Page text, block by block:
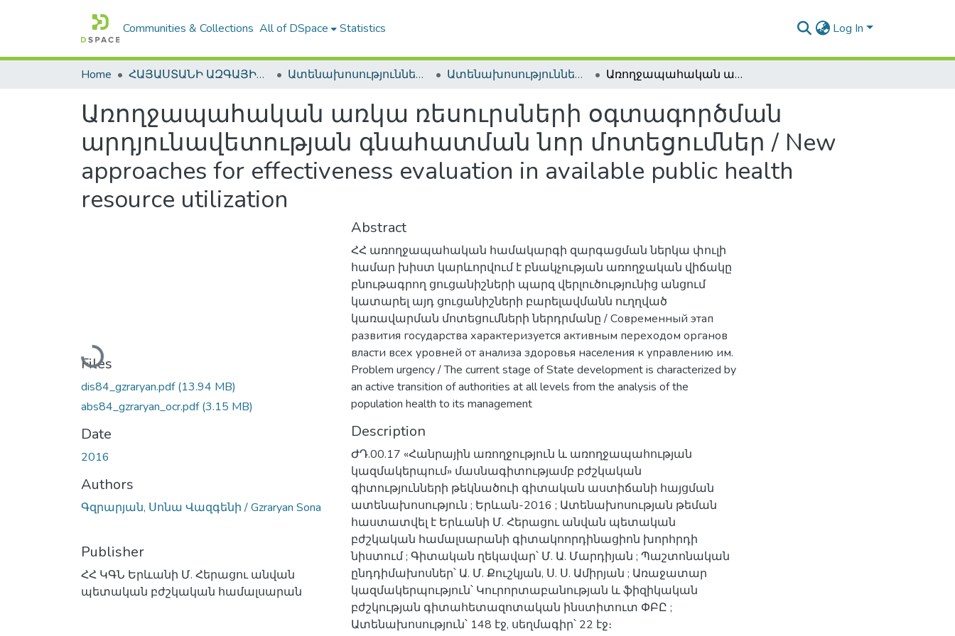
Communities & Collections All of DSpace Statistics Log In
Home ՀԱՅԱՍՏԱՆԻ ԱԶԳԱՅԻՆ ԳՐԱԴԱՐԱՆԻ ԹՎԱՅԻՆ ՊԱՀՈՑ / DIGITAL REPOSITORY OF NLA Ատենախոսություններ և սեղմագրեր / Theses & Abstracts Ատենախոսություններ և սեղմագրեր / Theses & Abstracts Առողջապահական առկա ռեսուրսների օգտագործման արդյունավետության գնահատման նոր մոտեցումներ / New approaches for effectiveness evaluation in available public health resource utilization
Առողջապահական առկա ռեսուրսների օգտագործման
արդյունավետության գնահատման նոր մոտեցումներ / New
approaches for effectiveness evaluation in available public health
resource utilization
Loading...
Files
dis84_gzraryan.pdf(13.94 MB)
abs84_gzraryan_ocr.pdf(3.15 MB)
Date
2016
Authors
Գզրարյան, Սոնա Վազգենի / Gzraryan Sona
Publisher
ՀՀ ԿԳՆ Երևանի Մ. Հերացու անվան
պետական բժշկական համալսարան
Abstract
ՀՀ առողջապահական համակարգի զարգացման ներկա փուլի
համար խիստ կարևորվում է բնակչության առողջական վիճակը
բնութագրող ցուցանիշների պարզ վերլուծությունից անցում
կատարել այդ ցուցանիշների բարելավմանն ուղղված
կառավարման մոտեցումների ներդրմանը / Современный этап
развития государства характеризуется активным переходом органов
власти всех уровней от анализа здоровья населения к управлению им.
Problem urgency / The current stage of State development is characterized by
an active transition of authorities at all levels from the analysis of the
population health to its management
Description
ԺԴ.00.17 «Հանրային առողջություն և առողջապահության
կազմակերպում» մասնագիտությամբ բժշկական
գիտությունների թեկնածուի գիտական աստիճանի հայցման
ատենախոսություն ; Երևան-2016 ; Ատենախոսության թեման
հաստատվել է Երևանի Մ. Հերացու անվան պետական
բժշկական համալսարանի գիտակոորդինացիոն խորհրդի
նիստում ; Գիտական ղեկավար՝ Մ. Ա. Մարդիյան ; Պաշտոնական
ընդդիմախոսներ՝ Ա. Մ. Քուշկյան, Ս. Ս. Ամիրյան ; Առաջատար
կազմակերպություն՝ Կուրորտաբանության և ֆիզիկական
բժշկության գիտահետազոտական ինստիտուտ ՓԲԸ ;
Ատենախոսություն՝ 148 էջ, սեղմագիր՝ 22 էջ։